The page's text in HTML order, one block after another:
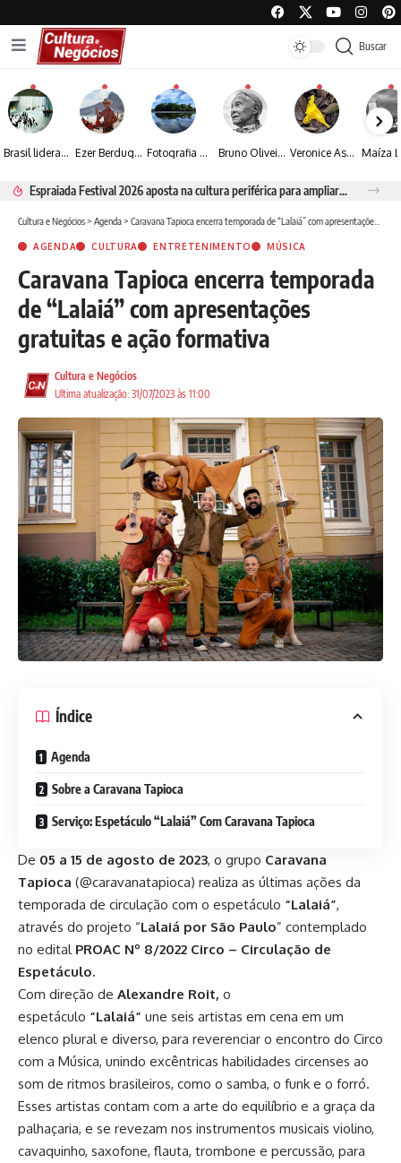
Buscar
Brasil lidera crescimento entre os 15 maiores mercados globais de viagens corporativas Ezer Berdugo transforma experiências multiculturais e memórias em narrativas visuais por meio da fotografia Fotografia de Fátima Carlini transforma paisagens naturais em experiências de contemplação Bruno Oliveira retrata o cotidiano urbano por meio da fotografia em preto e branco Veronice Assini Saes transforma a natureza em fotografias marcadas pela sensibilidade
Espraiada Festival 2026 aposta na cultura periférica para ampliar oportunidades na zona sul
Cultura e Negócios> Agenda> Caravana Tapioca encerra temporada de “Lalaiá” com apresentações gratuitas e ação formativa
AGENDA CULTURA ENTRETENIMENTO MÚSICA
Caravana Tapioca encerra temporada
de “Lalaiá” com apresentações
gratuitas e ação formativa
Ultima atualização: 31/07/2023 às 11:00
Cultura e Negócios
Índice
Agenda
Sobre a Caravana Tapioca
Serviço: Espetáculo “Lalaiá” Com Caravana Tapioca
De 05 a 15 de agosto de 2023, o grupo Caravana
Tapioca (@caravanatapioca) realiza as últimas ações da
temporada de circulação com o espetáculo “Lalaiá”,
através do projeto “Lalaiá por São Paulo” contemplado
no edital PROAC Nº 8/2022 Circo – Circulação de
Espetáculo.
Com direção de Alexandre Roit, o
espetáculo “Lalaiá” une seis artistas em cena em um
elenco plural e diverso, para reverenciar o encontro do Circo
com a Música, unindo excêntricas habilidades circenses ao
som de ritmos brasileiros, como o samba, o funk e o forró.
Esses artistas contam com a arte do equilíbrio e a graça da
palhaçaria, e se revezam nos instrumentos musicais violino,
cavaquinho, saxofone, flauta, trombone e percussão, para